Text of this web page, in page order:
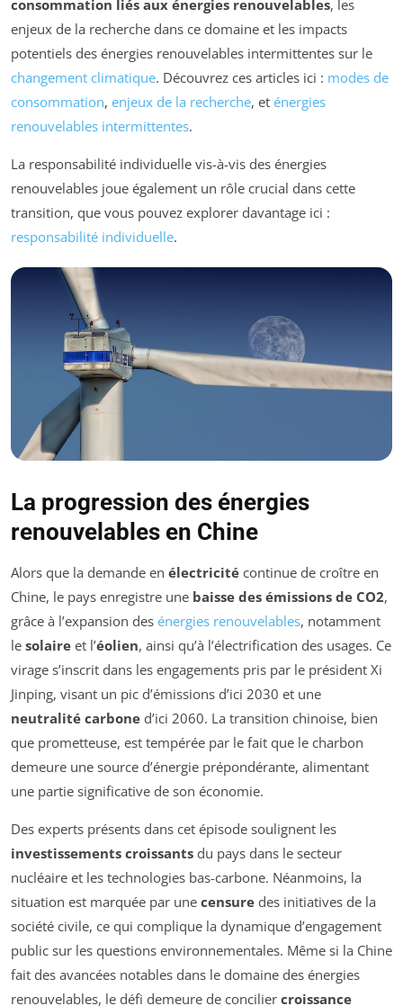
consommation liés aux énergies renouvelables, les
enjeux de la recherche dans ce domaine et les impacts
potentiels des énergies renouvelables intermittentes sur le
changement climatique. Découvrez ces articles ici : modes de
consommation, enjeux de la recherche, et énergies
renouvelables intermittentes.
La responsabilité individuelle vis-à-vis des énergies
renouvelables joue également un rôle crucial dans cette
transition, que vous pouvez explorer davantage ici :
responsabilité individuelle.
La progression des énergies
renouvelables en Chine
Alors que la demande en électricité continue de croître en
Chine, le pays enregistre une baisse des émissions de CO2,
grâce à l’expansion des énergies renouvelables, notamment
le solaire et l’éolien, ainsi qu’à l’électrification des usages. Ce
virage s’inscrit dans les engagements pris par le président Xi
Jinping, visant un pic d’émissions d’ici 2030 et une
neutralité carbone d’ici 2060. La transition chinoise, bien
que prometteuse, est tempérée par le fait que le charbon
demeure une source d’énergie prépondérante, alimentant
une partie significative de son économie.
Des experts présents dans cet épisode soulignent les
investissements croissants du pays dans le secteur
nucléaire et les technologies bas-carbone. Néanmoins, la
situation est marquée par une censure des initiatives de la
société civile, ce qui complique la dynamique d’engagement
public sur les questions environnementales. Même si la Chine
fait des avancées notables dans le domaine des énergies
renouvelables, le défi demeure de concilier croissance